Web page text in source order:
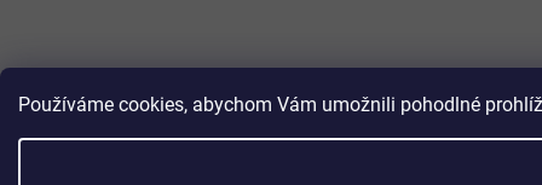
Používáme cookies, abychom Vám umožnili pohodlné